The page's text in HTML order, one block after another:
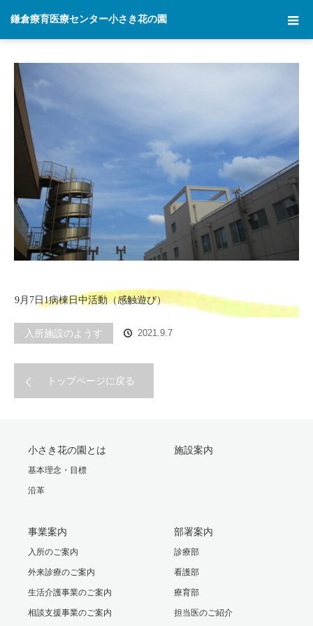
鎌倉療育医療センター小さき花の園
2021年 9月 07日
9月7日1病棟日中活動（感触遊び）
入所施設のようす 2021.9.7
トップページに戻る
小さき花の園とは
基本理念・目標
沿革
施設案内
事業案内
入所のご案内
外来診療のご案内
生活介護事業のご案内
相談支援事業のご案内
部署案内
診療部
看護部
療育部
担当医のご紹介